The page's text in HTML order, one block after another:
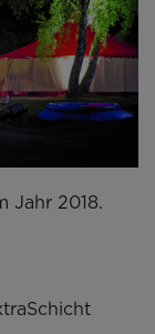
Jahr 2018.